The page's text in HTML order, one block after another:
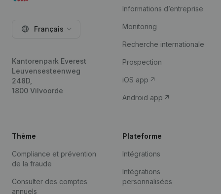
Français
Kantorenpark Everest
Leuvensesteenweg
248D,
1800 Vilvoorde
Informations d’entreprise
Monitoring
Recherche internationale
Prospection
iOS app
Android app
Thème
Compliance et prévention
de la fraude
Consulter des comptes
annuels
Plateforme
Intégrations
Intégrations
personnalisées